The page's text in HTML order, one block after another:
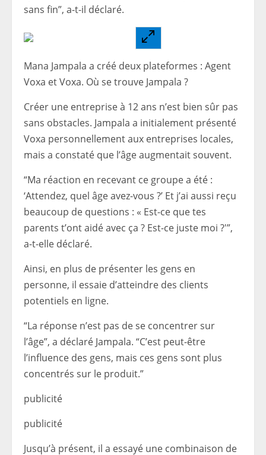
sans fin”, a-t-il déclaré.
Mana Jampala a créé deux plateformes : Agent
Voxa et Voxa. Où se trouve Jampala ?
Créer une entreprise à 12 ans n’est bien sûr pas
sans obstacles. Jampala a initialement présenté
Voxa personnellement aux entreprises locales,
mais a constaté que l’âge augmentait souvent.
“Ma réaction en recevant ce groupe a été :
‘Attendez, quel âge avez-vous ?’ Et j’ai aussi reçu
beaucoup de questions : « Est-ce que tes
parents t’ont aidé avec ça ? Est-ce juste moi ?'”,
a-t-elle déclaré.
Ainsi, en plus de présenter les gens en
personne, il essaie d’atteindre des clients
potentiels en ligne.
“La réponse n’est pas de se concentrer sur
l’âge”, a déclaré Jampala. “C’est peut-être
l’influence des gens, mais ces gens sont plus
concentrés sur le produit.”
publicité
publicité
Jusqu’à présent, il a essayé une combinaison de